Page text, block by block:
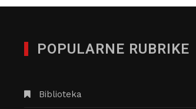
POPULARNE RUBRIKE
Biblioteka